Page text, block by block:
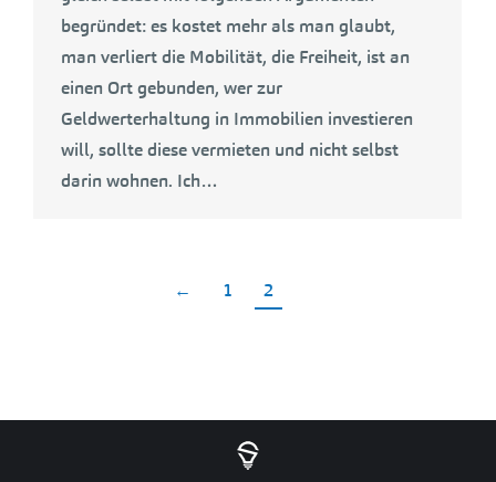
begründet: es kostet mehr als man glaubt,
man verliert die Mobilität, die Freiheit, ist an
einen Ort gebunden, wer zur
Geldwerterhaltung in Immobilien investieren
will, sollte diese vermieten und nicht selbst
darin wohnen. Ich…
← 1 2